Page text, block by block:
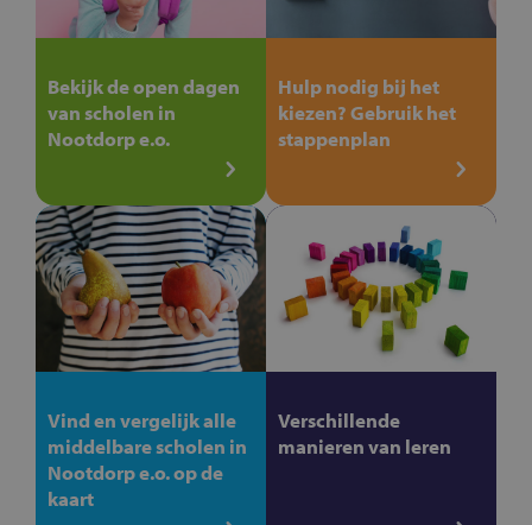
Bekijk de open dagen
van scholen in
Nootdorp e.o.
Hulp nodig bij het
kiezen? Gebruik het
stappenplan
Vind en vergelijk alle
middelbare scholen in
Nootdorp e.o. op de
kaart
Verschillende
manieren van leren